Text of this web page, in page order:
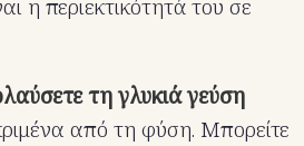
η περιεκτικότητά του σε
τη γλυκιά γεύση
από τη φύση. Μπορείτε